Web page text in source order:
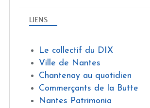
LIENS
Le collectif du DIX
Ville de Nantes
Chantenay au quotidien
Commerçants de la Butte
Nantes Patrimonia